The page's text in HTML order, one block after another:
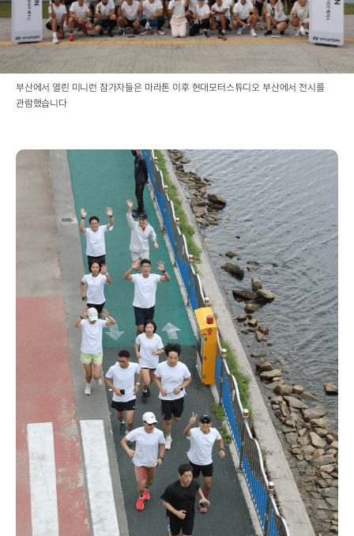
부산에서 열린 미니런 참가자들은 마라톤 이후 현대모터스튜디오 부산에서 전시를
관람했습니다